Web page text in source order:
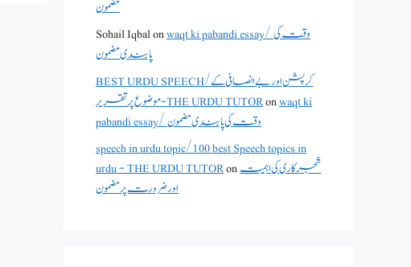
مضمون
Sohail Iqbalonwaqt ki pabandi essay/ وقت کی
پابندی مضمون
BEST URDU SPEECH/کرپشن اور بے انصافی کے
موضوع پر تقریر - THE URDU TUTORonwaqt ki
pabandi essay/ وقت کی پابندی مضمون
speech in urdu topic/100 best Speech topics in
urdu - THE URDU TUTORonشجرکاری کی اہمیت
اور ضرورت پر مضمون